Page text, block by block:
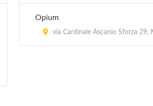
Opium
via Cardinale Ascanio Sforza 29,